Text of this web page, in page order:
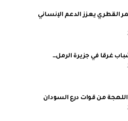
القطري يعزز الدعم الإنساني
من قوات درع السودان